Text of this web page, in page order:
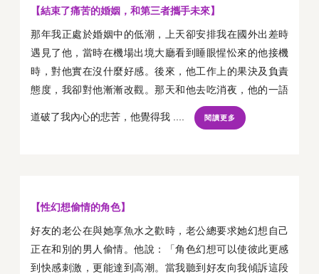
【結束了痛苦的婚姻，和第三者攜手未來】
那年我正處於婚姻中的低潮，上天卻安排我在國外出差時
遇見了他，當時在機場出境大廳看到睡眼惺忪來的他接機
時，對他實在沒什麼好感。後來，他工作上的果決及負責
態度，我卻對他漸漸改觀。那天和他去吃消夜，他的一語
道破了我內心的悲苦，他覺得我 .... 閱讀更多
【性幻想偷情的角色】
好友的老公在與她享魚水之歡時，老公總要求她幻想自己
正在和別的男人偷情。他說：「角色幻想可以使彼此更感
到快感刺激，更能達到高潮。當我聽到好友向我傾訴這段